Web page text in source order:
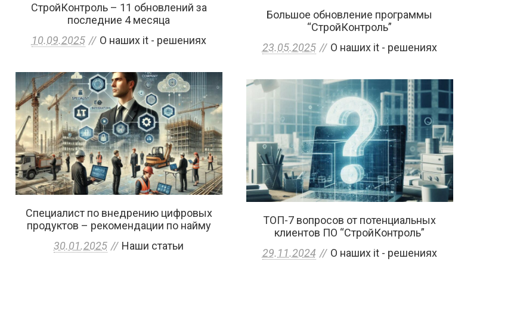
СтройКонтроль – 11 обновлений за
последние 4 месяца
10.09.2025
О наших it - решениях
Большое обновление программы
“СтройКонтроль”
23.05.2025
О наших it - решениях
Специалист по внедрению цифровых
продуктов – рекомендации по найму
30.01.2025
Наши статьи
ТОП-7 вопросов от потенциальных
клиентов ПО “СтройКонтроль”
29.11.2024
О наших it - решениях